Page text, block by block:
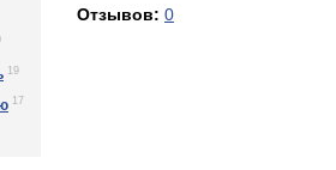
19
17
Отзывов: 0